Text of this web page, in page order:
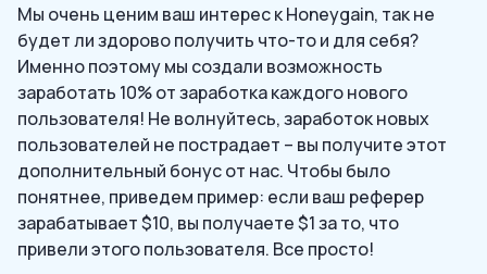
Мы очень ценим ваш интерес к Honeygain, так не
будет ли здорово получить что-то и для себя?
Именно поэтому мы создали возможность
заработать 10% от заработка каждого нового
пользователя! Не волнуйтесь, заработок новых
пользователей не пострадает – вы получите этот
дополнительный бонус от нас. Чтобы было
понятнее, приведем пример: если ваш реферер
зарабатывает $10, вы получаете $1 за то, что
привели этого пользователя. Все просто!